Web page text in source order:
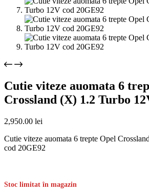
Cutie viteze auomata 6
Crossland (X) 1.2 Turbo
2,950.00 lei
Cutie viteze auomata 6 trepte Opel
cod 20GE92
Stoc limitat în magazin